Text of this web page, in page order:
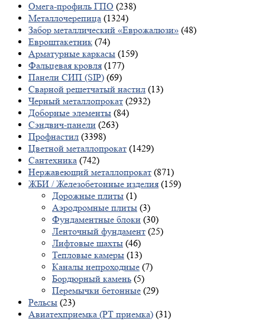
Омега-профиль ГПО (238)
Металлочерепица (1324)
Забор металлический «Еврожалюзи» (48)
Евроштакетник (74)
Арматурные каркасы (159)
Фальцевая кровля (177)
Панели СИП (SIP) (69)
Сварной решетчатый настил (13)
Черный металлопрокат (2932)
Доборные элементы (84)
Сэндвич-панели (263)
Профнастил (3398)
Цветной металлопрокат (1429)
Сантехника (742)
Нержавеющий металлопрокат (871)
ЖБИ / Железобетонные изделия (159)
Дорожные плиты (1)
Аэродромные плиты (3)
Фундаментные блоки (30)
Ленточный фундамент (25)
Лифтовые шахты (46)
Тепловые камеры (13)
Каналы непроходные (7)
Бордюрный камень (5)
Перемычки бетонные (29)
Рельсы (23)
Авиатехприемка (РТ приемка) (31)